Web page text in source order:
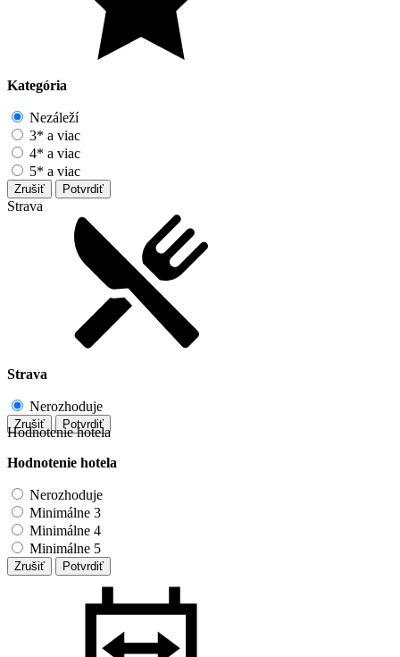
Kategória
Nezáleží
3* a viac
4* a viac
5* a viac
Zrušiť Potvrdiť
Strava
Strava
Nerozhoduje
Zrušiť Potvrdiť
Hodnotenie hotela
Hodnotenie hotela
Nerozhoduje
Minimálne 3
Minimálne 4
Minimálne 5
Zrušiť Potvrdiť